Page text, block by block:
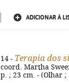
ADICIONAR À
14 - Terapia dos
coord. Martha
p. ; 23 cm. - (Olhar ;